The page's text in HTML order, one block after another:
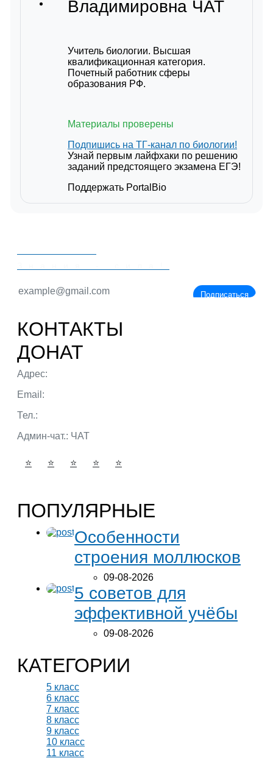
Владимировна ЧАТ
Учитель биологии. Высшая
квалификационная категория.
Почетный работник сферы
образования РФ.
Материалы проверены
Подпишись на ТГ-канал по биологии!
Узнай первым лайфхаки по решению
заданий предстоящего экзамена ЕГЭ!
Поддержать PortalBio
Подписаться
КОНТАКТЫ
ДОНАТ
Адрес:
Email:
Тел.:
Админ-чат.: ЧАТ
⭐ ⭐ ⭐ ⭐ ⭐
ПОПУЛЯРНЫЕ
Особенности
строения моллюсков
09-08-2026
5 советов для
эффективной учёбы
09-08-2026
КАТЕГОРИИ
5 класс
6 класс
7 класс
8 класс
9 класс
10 класс
11 класс